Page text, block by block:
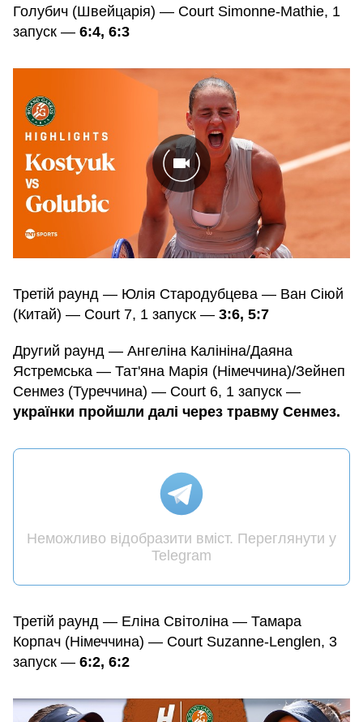
Голубич (Швейцарія) — Court Simonne-Mathie, 1
запуск — 6:4, 6:3
Третій раунд — Юлія Стародубцева — Ван Сіюй
(Китай) — Court 7, 1 запуск — 3:6, 5:7
Другий раунд — Ангеліна Калініна/Даяна
Ястремська — Тат'яна Марія (Німеччина)/Зейнеп
Сенмез (Туреччина) — Court 6, 1 запуск —
українки пройшли далі через травму Сенмез.
Неможливо відобразити вміст. Переглянути у
Telegram
Третій раунд — Еліна Світоліна — Тамара
Корпач (Німеччина) — Court Suzanne-Lenglen, 3
запуск — 6:2, 6:2